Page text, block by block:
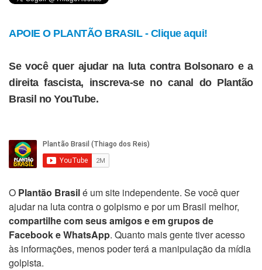
APOIE O PLANTÃO BRASIL - Clique aqui!
Se você quer ajudar na luta contra Bolsonaro e a
direita fascista, inscreva-se no canal do Plantão
Brasil no YouTube.
O Plantão Brasilé um site independente. Se você quer
ajudar na luta contra o golpismo e por um Brasil melhor,
compartilhe com seus amigos e em grupos de
Facebook e WhatsApp. Quanto mais gente tiver acesso
às informações, menos poder terá a manipulação da mídia
golpista.